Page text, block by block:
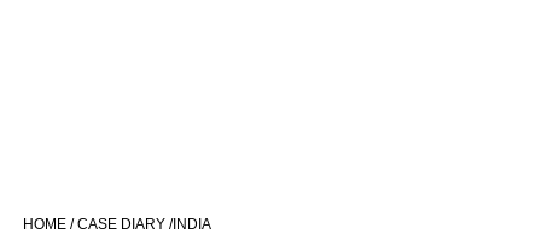
HOME /CASE DIARY /INDIA